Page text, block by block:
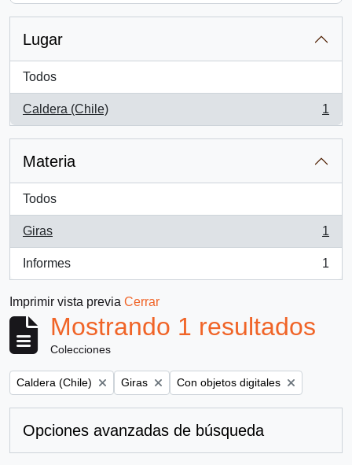
Lugar
Todos
Caldera (Chile)
, 1 resultados
1
Materia
Todos
Giras
, 1 resultados
1
Informes
, 1 resultados
1
Imprimir vista previa Cerrar
Mostrando 1 resultados
Colecciones
Remove filter:
Caldera (Chile) Remove filter:
Giras Remove filter:
Con objetos digitales
Opciones avanzadas de búsqueda